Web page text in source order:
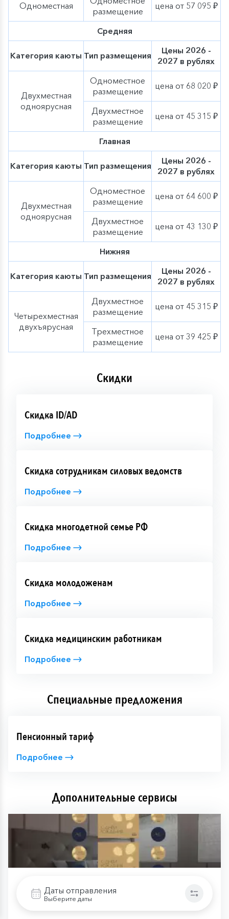
Даты отправления
Выберите даты
дополнительно к основной программе на борту
и будет проходить параллельно с основными
мероприятиями. Во время экскурсионной
программ детские мероприятия не проводятся.
Одноместная
размещение
цена от 57 095 ₽
Средняя
Категория каюты Тип размещения
Цены 2026 -
2027 в рублях
Двухместная
одноярусная
Одноместное
размещение
цена от 68 020 ₽
Двухместное
размещение
цена от 45 315 ₽
Главная
Категория каюты Тип размещения
Цены 2026 -
2027 в рублях
Двухместная
одноярусная
Одноместное
размещение
цена от 64 600 ₽
Двухместное
размещение
цена от 43 130 ₽
Нижняя
Категория каюты Тип размещения
Цены 2026 -
2027 в рублях
Четырехместная
двухъярусная
Двухместное
размещение
цена от 45 315 ₽
Трехместное
размещение
цена от 39 425 ₽
Скидки
Скидка ID/AD
Подробнее
Скидка сотрудникам силовых ведомств
Подробнее
Скидка многодетной семье РФ
Подробнее
Скидка молодоженам
Подробнее
Скидка медицинским работникам
Подробнее
Специальные предложения
Пенсионный тариф
Подробнее
Дополнительные сервисы
Праздничное украшение каюты (День рождения, цвет: